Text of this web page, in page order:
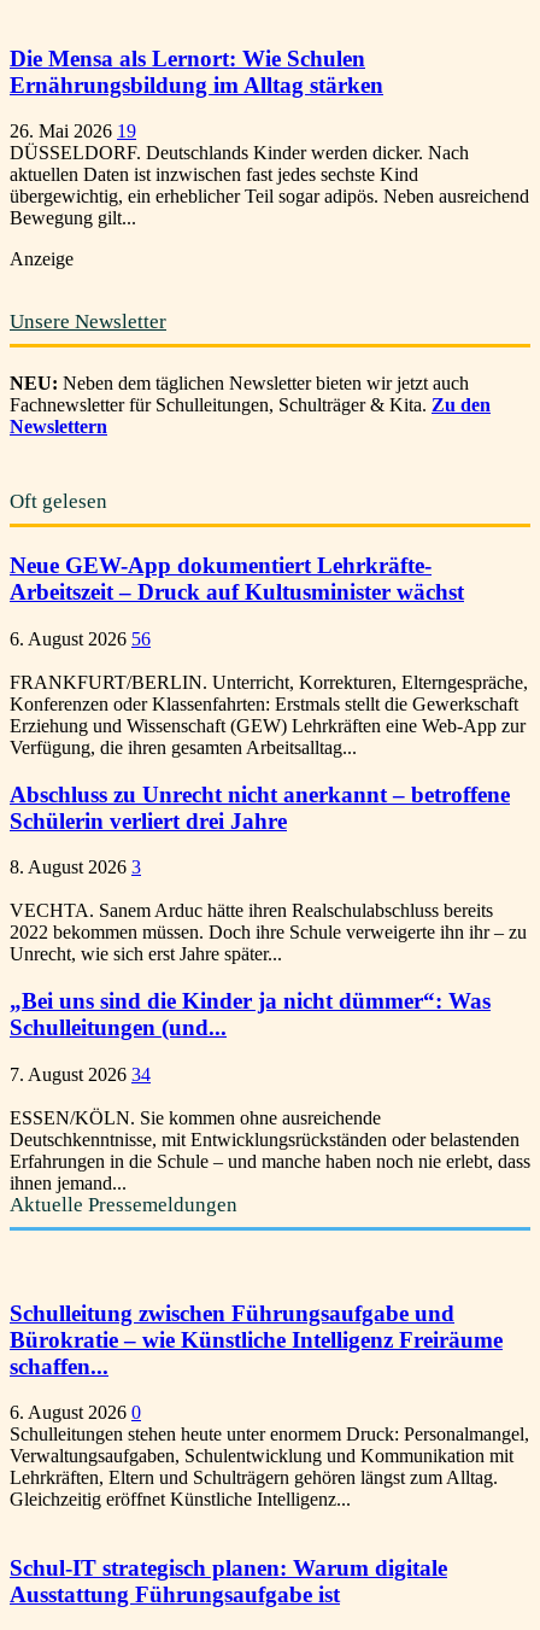
Die Mensa als Lernort: Wie Schulen
Ernährungsbildung im Alltag stärken
26. Mai 2026 19
DÜSSELDORF. Deutschlands Kinder werden dicker. Nach
aktuellen Daten ist inzwischen fast jedes sechste Kind
übergewichtig, ein erheblicher Teil sogar adipös. Neben ausreichend
Bewegung gilt...
Anzeige
Unsere Newsletter
NEU: Neben dem täglichen Newsletter bieten wir jetzt auch
Fachnewsletter für Schulleitungen, Schulträger & Kita. Zu den
Newslettern
Oft gelesen
Neue GEW-App dokumentiert Lehrkräfte-
Arbeitszeit – Druck auf Kultusminister wächst
6. August 2026 56
FRANKFURT/BERLIN. Unterricht, Korrekturen, Elterngespräche,
Konferenzen oder Klassenfahrten: Erstmals stellt die Gewerkschaft
Erziehung und Wissenschaft (GEW) Lehrkräften eine Web-App zur
Verfügung, die ihren gesamten Arbeitsalltag...
Abschluss zu Unrecht nicht anerkannt – betroffene
Schülerin verliert drei Jahre
8. August 2026 3
VECHTA. Sanem Arduc hätte ihren Realschulabschluss bereits
2022 bekommen müssen. Doch ihre Schule verweigerte ihn ihr – zu
Unrecht, wie sich erst Jahre später...
„Bei uns sind die Kinder ja nicht dümmer“: Was
Schulleitungen (und...
7. August 2026 34
ESSEN/KÖLN. Sie kommen ohne ausreichende
Deutschkenntnisse, mit Entwicklungsrückständen oder belastenden
Erfahrungen in die Schule – und manche haben noch nie erlebt, dass
ihnen jemand...
Aktuelle Pressemeldungen
Schulleitung zwischen Führungsaufgabe und
Bürokratie – wie Künstliche Intelligenz Freiräume
schaffen...
6. August 2026 0
Schulleitungen stehen heute unter enormem Druck: Personalmangel,
Verwaltungsaufgaben, Schulentwicklung und Kommunikation mit
Lehrkräften, Eltern und Schulträgern gehören längst zum Alltag.
Gleichzeitig eröffnet Künstliche Intelligenz...
Schul-IT strategisch planen: Warum digitale
Ausstattung Führungsaufgabe ist